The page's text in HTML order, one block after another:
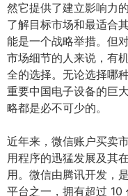
然它提供了建立影响力
了解目标市场和最适合
能是一个战略举措。但
市场细节的人来说，有
全的选择。无论选择哪
重要中国电子设备的巨
略都是必不可少的。
近年来，微信账户买卖
用程序的迅猛发展及其
用。微信由腾讯开发，
平台之一，拥有超过 10